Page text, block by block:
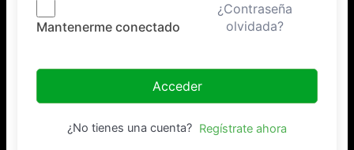
Mantenerme conectado
¿Contraseña
olvidada?
Acceder
¿No tienes una cuenta? Regístrate ahora